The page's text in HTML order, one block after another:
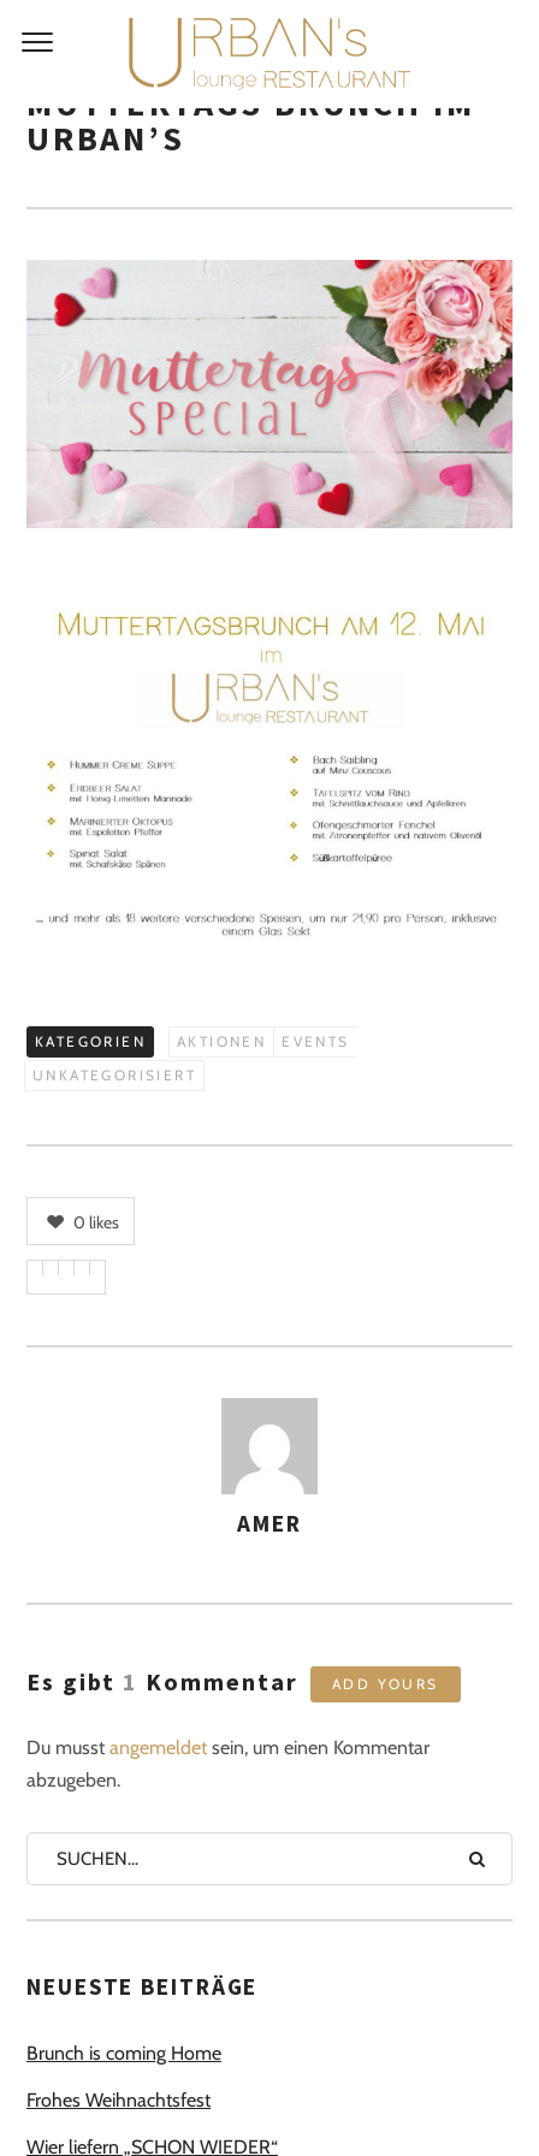
MUTTERTAGS BRUNCH IM
URBAN’S
KATEGORIEN AKTIONEN
EVENTS
UNKATEGORISIERT
0 likes
AMER
Es gibt 1 Kommentar ADD YOURS
Du musst angemeldet sein, um einen Kommentar
abzugeben.
NEUESTE BEITRÄGE
Brunch is coming Home
Frohes Weihnachtsfest
Wier liefern „SCHON WIEDER“